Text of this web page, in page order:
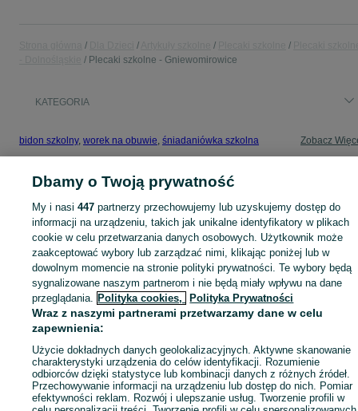
Plecaki szkolne - Gniewomirowice
KATEGORIA
bidon szkolny, worek na obuwie, śniadaniówka szkolna Zobacz
Mapa kategorii
Mapa miejscowości
Mapa ministron
Popularne wyszukiwania
Dbamy o Twoją prywatność
My i nasi447 partnerzy przechowujemy lub uzyskujemy dostęp do
informacji na urządzeniu, takich jak unikalne identyfikatory w plikach
cookie w celu przetwarzania danych osobowych. Użytkownik może
zaakceptować wybory lub zarządzać nimi, klikając poniżej lub w
dowolnym momencie na stronie polityki prywatności. Te wybory będą
sygnalizowane naszym partnerom i nie będą miały wpływu na dane
przeglądania. Polityka cookies, Polityka Prywatności
Wraz z naszymi partnerami przetwarzamy dane w celu
zapewnienia:
Użycie dokładnych danych geolokalizacyjnych. Aktywne skanowanie
charakterystyki urządzenia do celów identyfikacji. Rozumienie
odbiorców dzięki statystyce lub kombinacji danych z różnych źródeł.
Przechowywanie informacji na urządzeniu lub dostęp do nich. Pomiar
efektywności reklam. Rozwój i ulepszanie usług. Tworzenie profili w